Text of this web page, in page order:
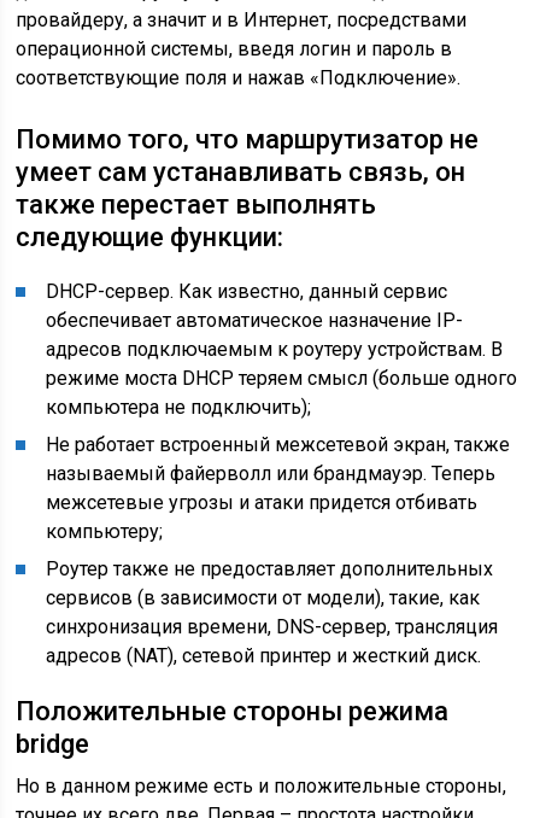
провайдеру, а значит и в Интернет, посредствами
операционной системы, введя логин и пароль в
соответствующие поля и нажав «Подключение».
Помимо того, что маршрутизатор не
умеет сам устанавливать связь, он
также перестает выполнять
следующие функции:
DHCP-сервер. Как известно, данный сервис
обеспечивает автоматическое назначение IP-
адресов подключаемым к роутеру устройствам. В
режиме моста DHCP теряем смысл (больше одного
компьютера не подключить);
Не работает встроенный межсетевой экран, также
называемый файерволл или брандмауэр. Теперь
межсетевые угрозы и атаки придется отбивать
компьютеру;
Роутер также не предоставляет дополнительных
сервисов (в зависимости от модели), такие, как
синхронизация времени, DNS-сервер, трансляция
адресов (NAT), сетевой принтер и жесткий диск.
Положительные стороны режима
bridge
Но в данном режиме есть и положительные стороны,